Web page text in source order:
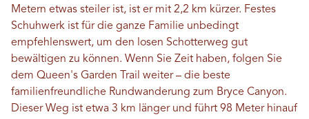
Metern etwas steiler ist, ist er mit 2,2 km kürzer. Festes
Schuhwerk ist für die ganze Familie unbedingt
empfehlenswert, um den losen Schotterweg gut
bewältigen zu können. Wenn Sie Zeit haben, folgen Sie
dem Queen's Garden Trail weiter – die beste
familienfreundliche Rundwanderung zum Bryce Canyon.
Dieser Weg ist etwa 3 km länger und führt 98 Meter hinauf